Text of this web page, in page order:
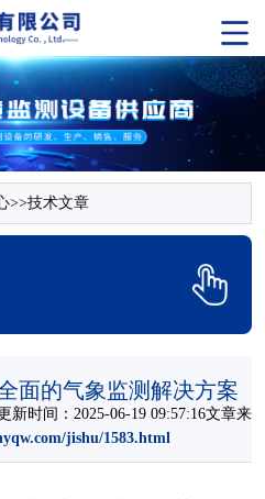
>>技术文章
面的气象监测解决方案
时间：2025-06-19 09:57:16文章来
jishu/1583.html